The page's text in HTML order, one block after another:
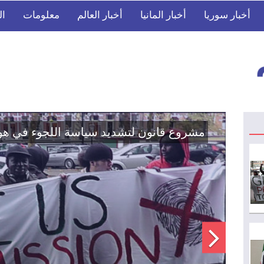
أخبار سوريا أخبار المانيا أخبار العالم معلومات
اتفاق تاريخي: دمج "قسد" في مؤسسات
الوطنية